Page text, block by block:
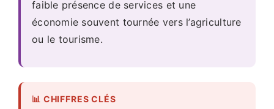
faible présence de services et une
économie souvent tournée vers l’agriculture
ou le tourisme.
📊 CHIFFRES CLÉS